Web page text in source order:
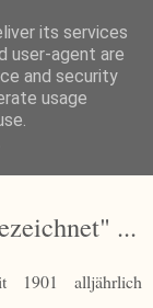
...
1901 alljährlich
its services
user-agent are
and security
usage